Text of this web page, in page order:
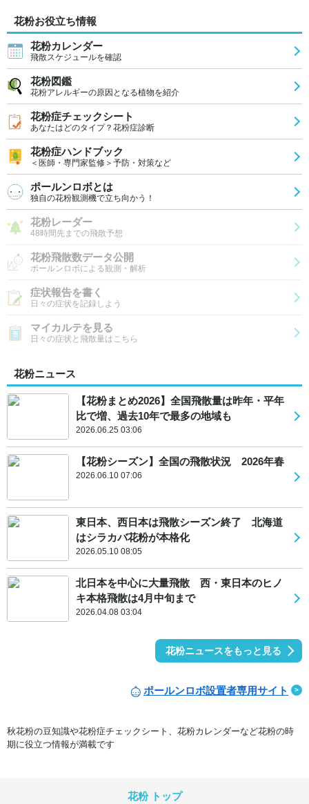
花粉お役立ち情報
花粉カレンダー
飛散スケジュールを確認
花粉図鑑
花粉アレルギーの原因となる植物を紹介
花粉症チェックシート
あなたはどのタイプ？花粉症診断
花粉症ハンドブック
＜医師・専門家監修＞予防・対策など
ポールンロボとは
独自の花粉観測機で立ち向かう！
花粉レーダー
48時間先までの飛散予想
花粉飛散数データ公開
ポールンロボによる観測・解析
症状報告を書く
日々の症状を記録しよう
マイカルテを見る
日々の症状と飛散量はこちら
花粉ニュース
【花粉まとめ2026】全国飛散量は昨年・平年
比で増、過去10年で最多の地域も
2026.06.25 03:06
【花粉シーズン】全国の飛散状況 2026年春
2026.06.10 07:06
東日本、西日本は飛散シーズン終了 北海道
はシラカバ花粉が本格化
2026.05.10 08:05
北日本を中心に大量飛散 西・東日本のヒノ
キ本格飛散は4月中旬まで
2026.04.08 03:04
花粉ニュースをもっと見る
ポールンロボ設置者専用サイト
秋花粉の豆知識や花粉症チェックシート、花粉カレンダーなど花粉の時
期に役立つ情報が満載です
花粉 トップ